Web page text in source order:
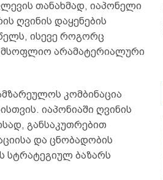
თანახმად, იაპონელი
ღვინის დაყენების
ისევე როგორც
მსოფლიო არამატერიალური
კომბინაცია
იაპონიაში ღვინის
განსაკუთრებით
და ცნობადობის
სტრატეგიულ ბაზარს